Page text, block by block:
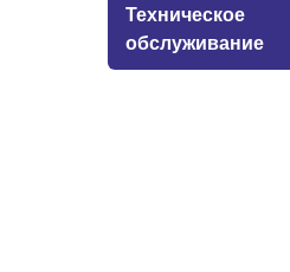
Техническое
обслуживание